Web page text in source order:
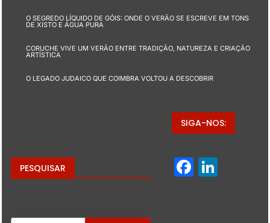
O SEGREDO LÍQUIDO DE GÓIS: ONDE O VERÃO SE ESCREVE EM TONS
DE XISTO E ÁGUA PURA
CORUCHE VIVE UM VERÃO ENTRE TRADIÇÃO, NATUREZA E CRIAÇÃO
ARTÍSTICA
O LEGADO JUDAICO QUE COIMBRA VOLTOU A DESCOBRIR
PESQUISAR
SIGA-NOS: